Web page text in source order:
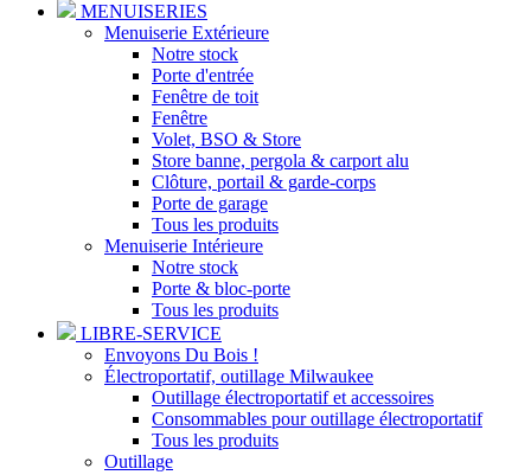
MENUISERIES
Menuiserie Extérieure
Notre stock
Porte d'entrée
Fenêtre de toit
Fenêtre
Volet, BSO & Store
Store banne, pergola & carport alu
Clôture, portail & garde-corps
Porte de garage
Tous les produits
Menuiserie Intérieure
Notre stock
Porte & bloc-porte
Tous les produits
LIBRE-SERVICE
Envoyons Du Bois !
Électroportatif, outillage Milwaukee
Outillage électroportatif et accessoires
Consommables pour outillage électroportatif
Tous les produits
Outillage